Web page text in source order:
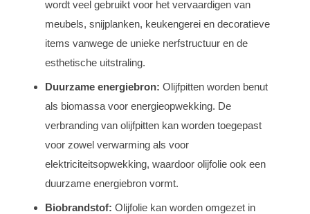
wordt veel gebruikt voor het vervaardigen van
meubels, snijplanken, keukengerei en decoratieve
items vanwege de unieke nerfstructuur en de
esthetische uitstraling.
Duurzame energiebron: Olijfpitten worden benut
als biomassa voor energieopwekking. De
verbranding van olijfpitten kan worden toegepast
voor zowel verwarming als voor
elektriciteitsopwekking, waardoor olijfolie ook een
duurzame energiebron vormt.
Biobrandstof: Olijfolie kan worden omgezet in